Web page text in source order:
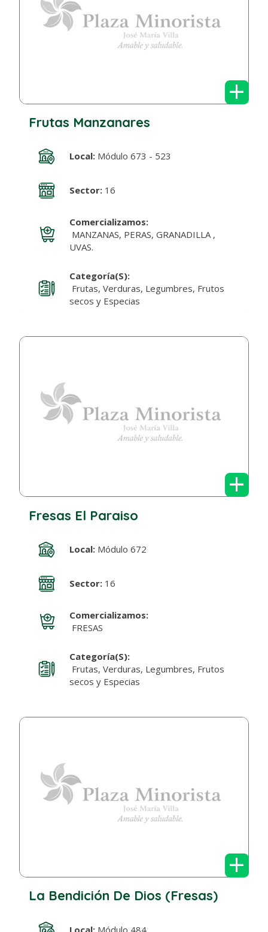
+
Frutas Manzanares
Local:Módulo 673 - 523
Sector:16
Comercializamos:
MANZANAS, PERAS, GRANADILLA ,
UVAS.
Categoría(s):
Frutas, Verduras, Legumbres, Frutos
secos y Especias
+
Fresas El Paraiso
Local:Módulo 672
Sector:16
Comercializamos:
FRESAS
Categoría(s):
Frutas, Verduras, Legumbres, Frutos
secos y Especias
+
La Bendición De Dios (Fresas)
Local:Módulo 484